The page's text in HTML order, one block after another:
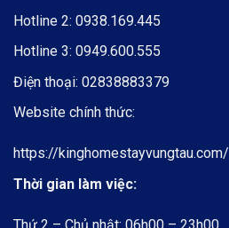
Hotline 2: 0938.169.445
Hotline 3: 0949.600.555
Điện thoại: 02838883379
Website chính thức:
https://kinghomestayvungtau.com/
Thời gian làm việc:
Thứ 2 – Chủ nhật: 06h00 – 23h00